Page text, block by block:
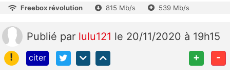
Freebox révolution 815 Mb/s 539 Mb/s
Publié par lulu121 le 20/11/2020 à 19h15
!
citer + -